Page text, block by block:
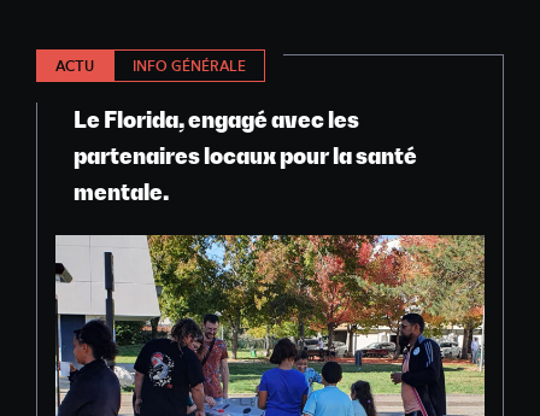
ACTU INFO GÉNÉRALE
Le Florida, engagé avec les
partenaires locaux pour la santé
mentale.